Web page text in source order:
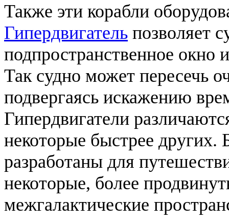
Также эти корабли
Гипердвигатель позволяет
подпространственное окно
Так судно может пересечь
подвергаясь искажению
Гипердвигатели
некоторые быстрее других.
разработаны для
некоторые, более
межгалактические